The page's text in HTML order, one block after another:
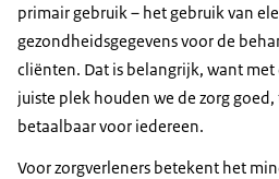
primair gebruik – het gebruik van
gezondheidsgegevens voor de
cliënten. Dat is belangrijk, want met
juiste plek houden we de zorg
betaalbaar voor iedereen.
Voor zorgverleners betekent het